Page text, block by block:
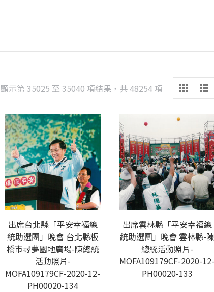
顯示第 35025 至 35040 項結果，共 48254 項 Sorted
出席台北縣「平安幸福總
統助選團」晚會 台北縣板
橋市尋夢園地廣場-陳總統
活動照片-
MOFA109179CF-2020-12-
PH00020-134
出席雲林縣「平安幸福總
統助選團」晚會 雲林縣-陳
總統活動照片-
MOFA109179CF-2020-12-
PH00020-133